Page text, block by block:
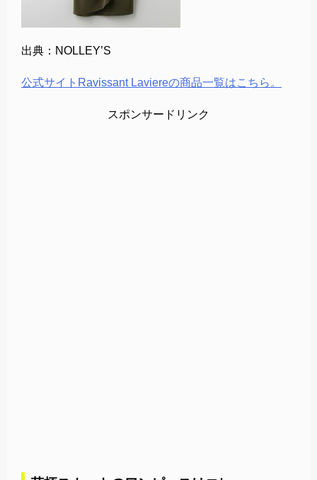
出典：NOLLEY’S
公式サイトRavissant Laviereの商品一覧はこちら。
スポンサードリンク